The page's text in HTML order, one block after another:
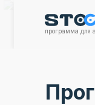
программа для